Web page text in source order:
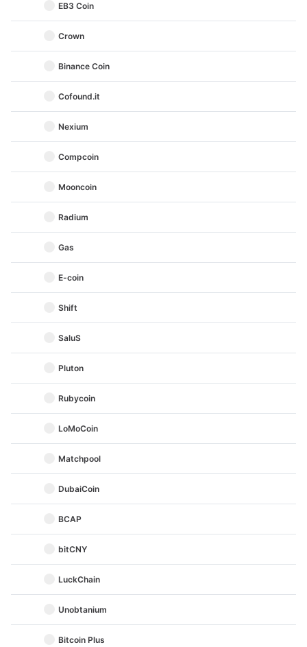
EB3 Coin
Crown
Binance Coin
Cofound.it
Nexium
Compcoin
Mooncoin
Radium
Gas
E-coin
Shift
SaluS
Pluton
Rubycoin
LoMoCoin
Matchpool
DubaiCoin
BCAP
bitCNY
LuckChain
Unobtanium
Bitcoin Plus